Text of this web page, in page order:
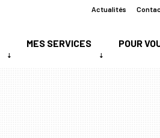
Actualités
MES SERVICES POUR